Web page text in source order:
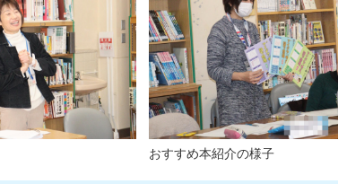
おすすめ本紹介の様子